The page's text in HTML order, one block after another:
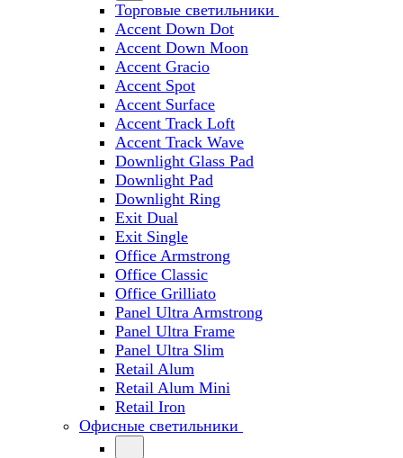
Торговые светильники
Accent Down Dot
Accent Down Moon
Accent Gracio
Accent Spot
Accent Surface
Accent Track Loft
Accent Track Wave
Downlight Glass Pad
Downlight Pad
Downlight Ring
Exit Dual
Exit Single
Office Armstrong
Office Classic
Office Grilliato
Panel Ultra Armstrong
Panel Ultra Frame
Panel Ultra Slim
Retail Alum
Retail Alum Mini
Retail Iron
Офисные светильники